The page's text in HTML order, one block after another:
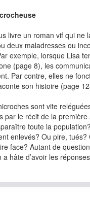
ÉDITEURS
mail ci-dessus, vous consentez
vous désinscrire à tout
livre un roman vif qui ne
deux maladresses ou
exemple, lorsque Lisa
(page 8), les
Par contre, elles ne
son histoire (page
sont vite
par le récit de la
toute la
enlevés? Ou pire, tués?
face? Autant de
a hâte d’avoir les